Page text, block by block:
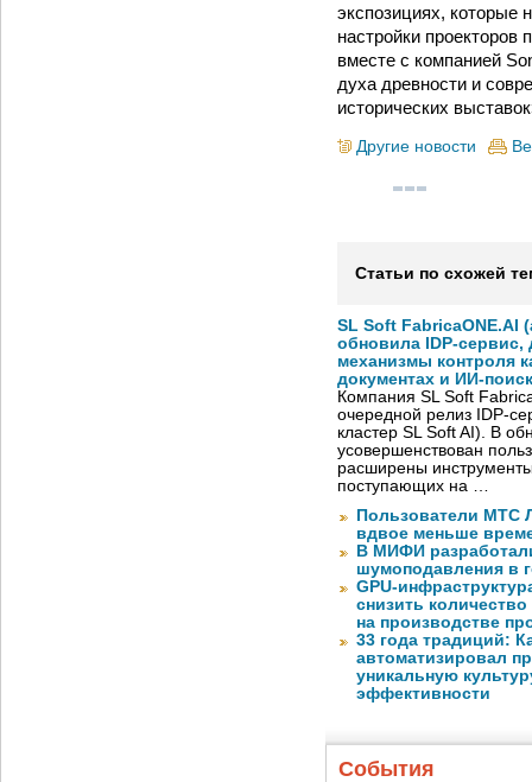
экспозициях, которые
настройки
вместе с компанией
духа древности и
исторических
Другие новости
Статьи по схожей
SL Soft FabricaONE.AI
обновила IDP-
механизмы контроля
документах и ИИ-поиск
Компания SL Soft
очередной релиз IDP-
кластер SL Soft AI). В
усовершенствован
расширены
поступающих на …
Пользователи МТС
вдвое меньше
В МИФИ
шумоподавления в
GPU-
снизить
на производстве
33 года традиций:
автоматизировал
уникальную
эффективности
События